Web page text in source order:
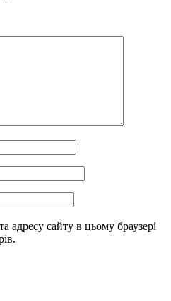
адресу сайту в цьому браузері